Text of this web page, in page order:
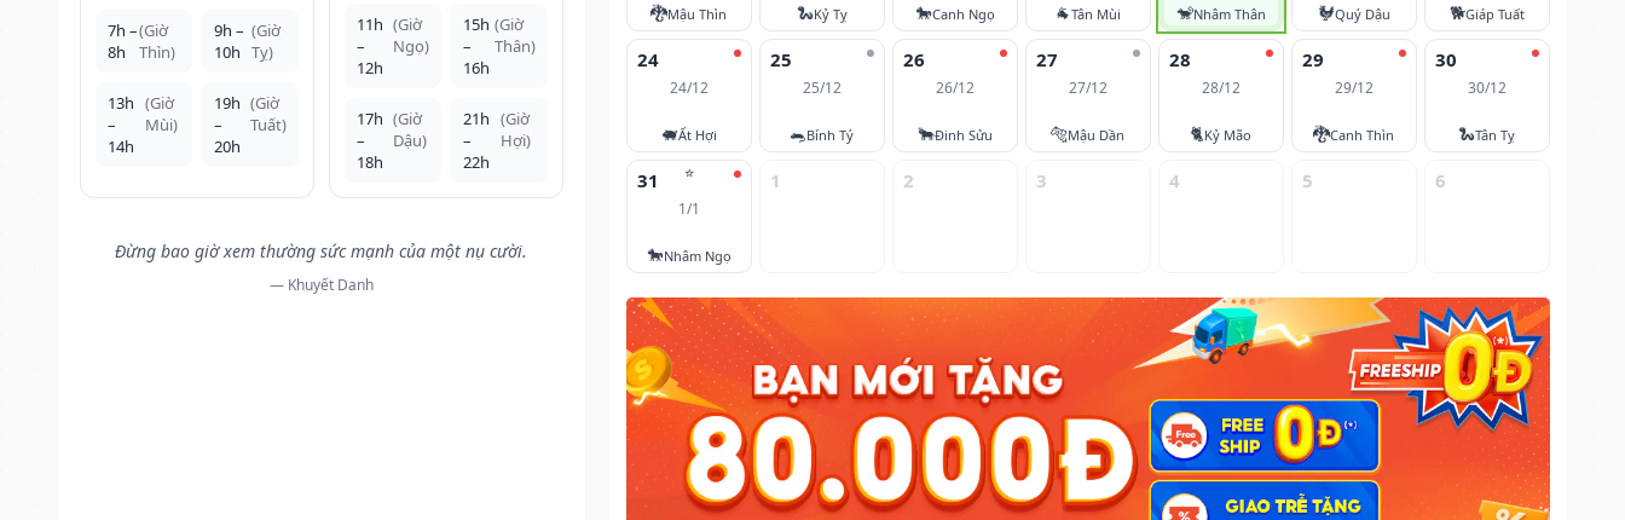
7h –
8h
(Giờ
Thìn)
9h –
10h
(Giờ
Tỵ)
13h
–
14h
(Giờ
Mùi)
19h
–
20h
(Giờ
Tuất)
11h
–
12h
(Giờ
Ngọ)
15h
–
16h
(Giờ
Thân)
17h
–
18h
(Giờ
Dậu)
21h
–
22h
(Giờ
Hợi)
Đừng bao giờ xem thường sức mạnh của một nụ cười.
— Khuyết Danh
🐉Mậu Thìn 🐍Kỷ Tỵ 🐎Canh Ngọ 🐐Tân Mùi 🐒Nhâm Thân 🐓Quý Dậu 🐕Giáp Tuất
24
24/12
🐖Ất Hợi
25
25/12
🐀Bính Tý
26
26/12
🐂Đinh Sửu
27
27/12
🐅Mậu Dần
28
28/12
🐈Kỷ Mão
29
29/12
🐉Canh Thìn
30
30/12
🐍Tân Tỵ
⭐
31
1/1
🐎Nhâm Ngọ
1 2 3 4 5 6